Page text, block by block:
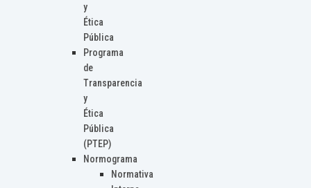
y
Ética
Pública
Programa
de
Transparencia
y
Ética
Pública
(PTEP)
Normograma
Normativa